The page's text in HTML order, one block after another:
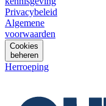
Privacybeleid
Algemene
voorwaarden
Cookies
beheren
Herroeping